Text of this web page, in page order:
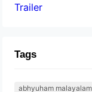
Trailer
Tags
abhyuham